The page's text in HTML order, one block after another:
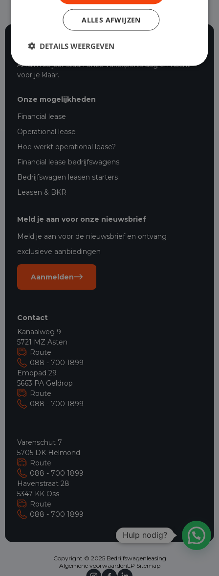
Al ruim 25 jaar staan onze vakexperts dag en nacht
voor je klaar.
Onze mogelijkheden
Financial lease
Operational lease
Hoe werkt operational lease?
Financial lease bedrijfswagens
Bedrijfswagen leasen starters
Leasen & BKR
Meld je aan voor onze nieuwsbrief
Meld je aan voor de nieuwsbrief en ontvang
exclusieve aanbiedingen
Aanmelden
Contact
Kanaalweg 9
5721 MZ Asten
Route
088 - 700 1899
Emopad 29
5663 PA Geldrop
Route
088 - 700 1899
Varenschut 7
5705 DK Helmond
Route
088 - 700 1899
Havenstraat 28
5347 KK Oss
Route
088 - 700 1899
Copyright © 2025 Bedrijfswagenleasing
Algemene voorwaardenLP Sitemap
Hulp nodig?
ALLES AFWIJZEN
DETAILS WEERGEVEN